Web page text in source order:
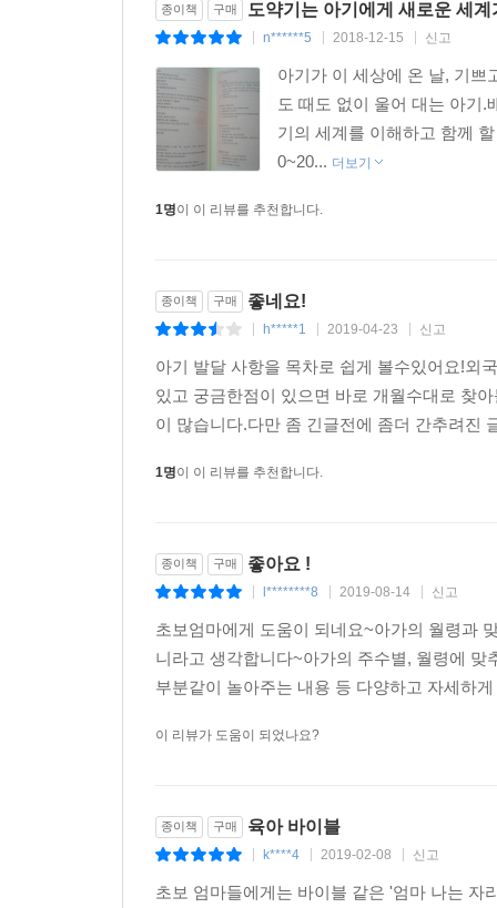
종이책 구매 도약기는 아기에게 새로운 세
n******5 2018-12-15 신고
아기가 이 세상에 온 날, 기쁘
도 때도 없이 울어 대는 아기.
기의 세계를 이해하고 함께
0~20... 더보기
1명이 이 리뷰를 추천합니다.
종이책 구매 좋네요!
h*****1 2019-04-23 신고
아기 발달 사항을 목차로 쉽게 볼수있어요!외
있고 궁금한점이 있으면 바로 개월수대로 찾
이 많습니다.다만 좀 긴글전에 좀더 간추려진
1명이 이 리뷰를 추천합니다.
종이책 구매 좋아요 !
l********8 2019-08-14 신고
초보엄마에게 도움이 되네요~아가의 월령과
니라고 생각합니다~아가의 주수별, 월령에
부분같이 놀아주는 내용 등 다양하고 자세하
이 리뷰가 도움이 되었나요?
종이책 구매 육아 바이블
k****4 2019-02-08 신고
초보 엄마들에게는 바이블 같은 '엄마 나는 자